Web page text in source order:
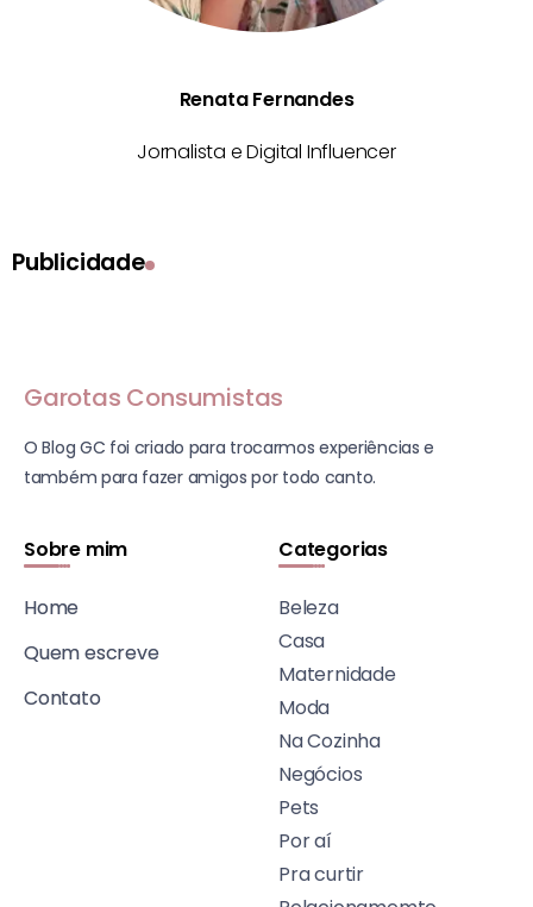
Renata Fernandes
Jornalista e Digital Influencer
Publicidade
Garotas Consumistas
O Blog GC foi criado para trocarmos experiências e
também para fazer amigos por todo canto.
Sobre mim
Home
Quem escreve
Contato
Categorias
Beleza
Casa
Maternidade
Moda
Na Cozinha
Negócios
Pets
Por aí
Pra curtir